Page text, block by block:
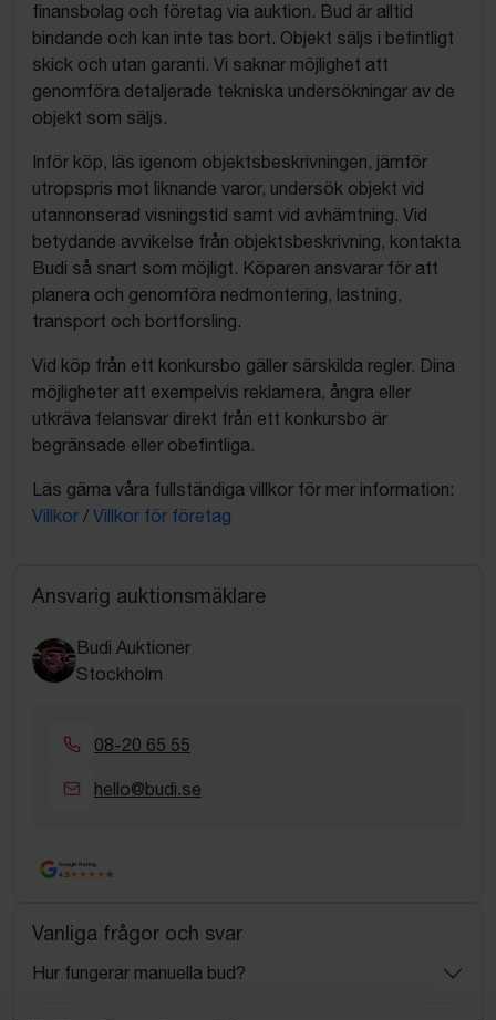
finansbolag och företag via auktion. Bud är alltid
bindande och kan inte tas bort. Objekt säljs i befintligt
skick och utan garanti. Vi saknar möjlighet att
genomföra detaljerade tekniska undersökningar av de
objekt som säljs.
Inför köp, läs igenom objektsbeskrivningen, jämför
utropspris mot liknande varor, undersök objekt vid
utannonserad visningstid samt vid avhämtning. Vid
betydande avvikelse från objektsbeskrivning, kontakta
Budi så snart som möjligt. Köparen ansvarar för att
planera och genomföra nedmontering, lastning,
transport och bortforsling.
Vid köp från ett konkursbo gäller särskilda regler. Dina
möjligheter att exempelvis reklamera, ångra eller
utkräva felansvar direkt från ett konkursbo är
begränsade eller obefintliga.
Läs gärna våra fullständiga villkor för mer information:
Villkor / Villkor för företag
Ansvarig auktionsmäklare
Budi Auktioner
Stockholm
08-20 65 55
hello@budi.se
Google Rating
4.5
Vanliga frågor och svar
Hur fungerar manuella bud?